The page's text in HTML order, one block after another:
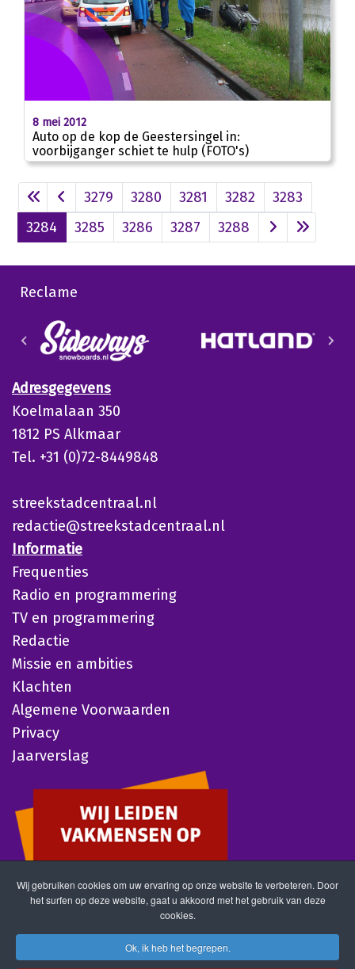
8 mei 2012
Auto op de kop de Geestersingel in:
voorbijganger schiet te hulp (FOTO's)
3279 3280 3281 3282
3283
3284
3285 3286 3287 3288
Reclame
Adresgegevens
Koelmalaan 350
1812 PS Alkmaar
Tel. +31 (0)72-8449848
streekstadcentraal.nl
redactie@streekstadcentraal.nl
Informatie
Frequenties
Radio en programmering
TV en programmering
Redactie
Missie en ambities
Klachten
Algemene Voorwaarden
Privacy
Jaarverslag
Wij gebruiken cookies om uw ervaring op onze website te verbeteren. Door
het surfen op deze website, gaat u akkoord met het gebruik van deze
cookies.
Ok, ik heb het begrepen.